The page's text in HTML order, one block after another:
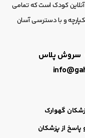
کودک است که تمامی
و با دسترسی آسان
سروش پلاس
گهوارک
از پزشکان